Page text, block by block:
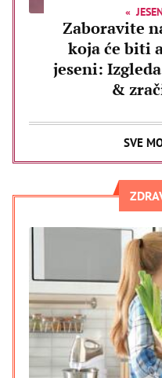
Zaboravite
koja će biti
jeseni:
&
SVE